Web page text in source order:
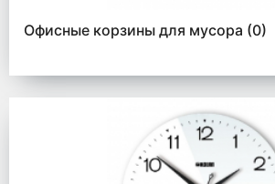
Офисные корзины для мусора (0)